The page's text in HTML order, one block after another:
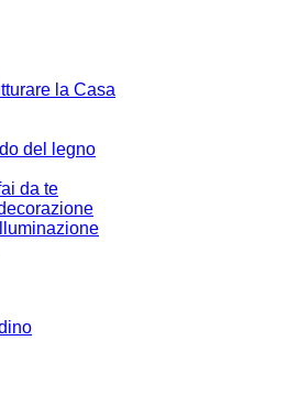
la Casa
del legno
da te